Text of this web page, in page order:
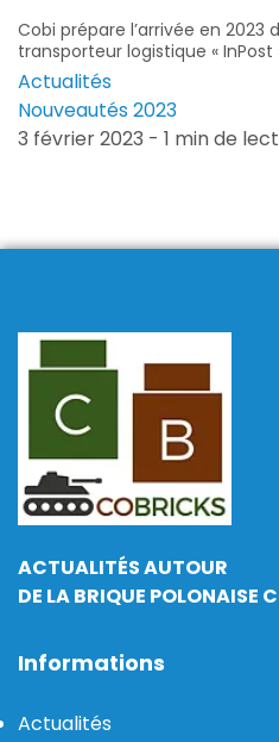
Cobi prépare l’arrivée en 2023
transporteur logistique « InPost
Actualités
Nouveautés 2023
3 février 2023 - 1 min de
ACTUALITÉS AUTOUR
DE LA BRIQUE POLONAISE
Informations
Actualités